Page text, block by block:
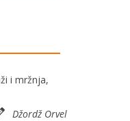
i mržnja,
Džordž Orvel